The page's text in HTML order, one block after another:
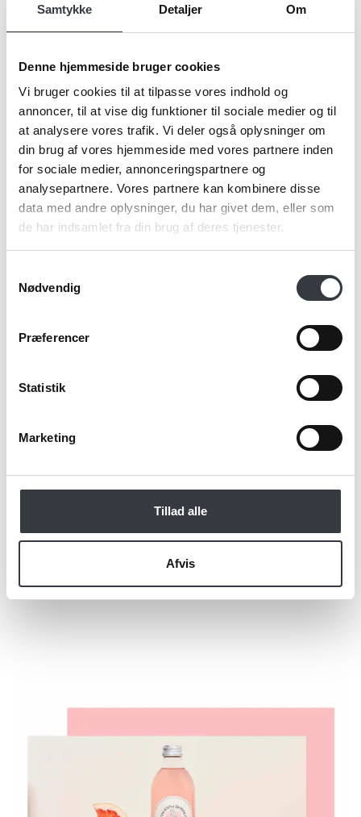
Samtykke Detaljer Om
Denne hjemmeside bruger cookies
Vi bruger cookies til at tilpasse vores indhold og
annoncer, til at vise dig funktioner til sociale medier og til
at analysere vores trafik. Vi deler også oplysninger om
din brug af vores hjemmeside med vores partnere inden
for sociale medier, annonceringspartnere og
analysepartnere. Vores partnere kan kombinere disse
data med andre oplysninger, du har givet dem, eller som
de har indsamlet fra din brug af deres tjenester.
Nødvendig
Præferencer
Statistik
Marketing
Tillad alle
Afvis
Telefonnr.*
Email*
*Obligatorisk